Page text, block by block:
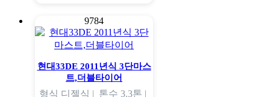
9784
현대33DE 2011년식 3단마스
트,더블타이어
형식 디젤식 | 톤수 3.3톤 |